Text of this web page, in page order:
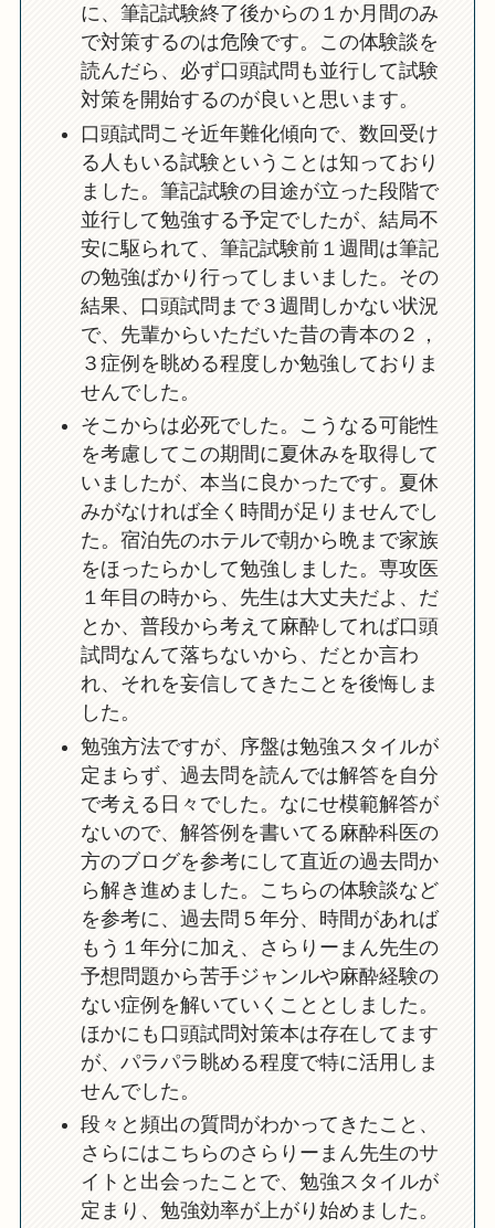
に、筆記試験終了後からの１か月間のみ
で対策するのは危険です。この体験談を
読んだら、必ず口頭試問も並行して試験
対策を開始するのが良いと思います。
口頭試問こそ近年難化傾向で、数回受け
る人もいる試験ということは知っており
ました。筆記試験の目途が立った段階で
並行して勉強する予定でしたが、結局不
安に駆られて、筆記試験前１週間は筆記
の勉強ばかり行ってしまいました。その
結果、口頭試問まで３週間しかない状況
で、先輩からいただいた昔の青本の２，
３症例を眺める程度しか勉強しておりま
せんでした。
そこからは必死でした。こうなる可能性
を考慮してこの期間に夏休みを取得して
いましたが、本当に良かったです。夏休
みがなければ全く時間が足りませんでし
た。宿泊先のホテルで朝から晩まで家族
をほったらかして勉強しました。専攻医
１年目の時から、先生は大丈夫だよ、だ
とか、普段から考えて麻酔してれば口頭
試問なんて落ちないから、だとか言わ
れ、それを妄信してきたことを後悔しま
した。
勉強方法ですが、序盤は勉強スタイルが
定まらず、過去問を読んでは解答を自分
で考える日々でした。なにせ模範解答が
ないので、解答例を書いてる麻酔科医の
方のブログを参考にして直近の過去問か
ら解き進めました。こちらの体験談など
を参考に、過去問５年分、時間があれば
もう１年分に加え、さらりーまん先生の
予想問題から苦手ジャンルや麻酔経験の
ない症例を解いていくこととしました。
ほかにも口頭試問対策本は存在してます
が、パラパラ眺める程度で特に活用しま
せんでした。
段々と頻出の質問がわかってきたこと、
さらにはこちらのさらりーまん先生のサ
イトと出会ったことで、勉強スタイルが
定まり、勉強効率が上がり始めました。